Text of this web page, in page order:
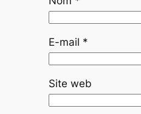
E-mail *
Site web